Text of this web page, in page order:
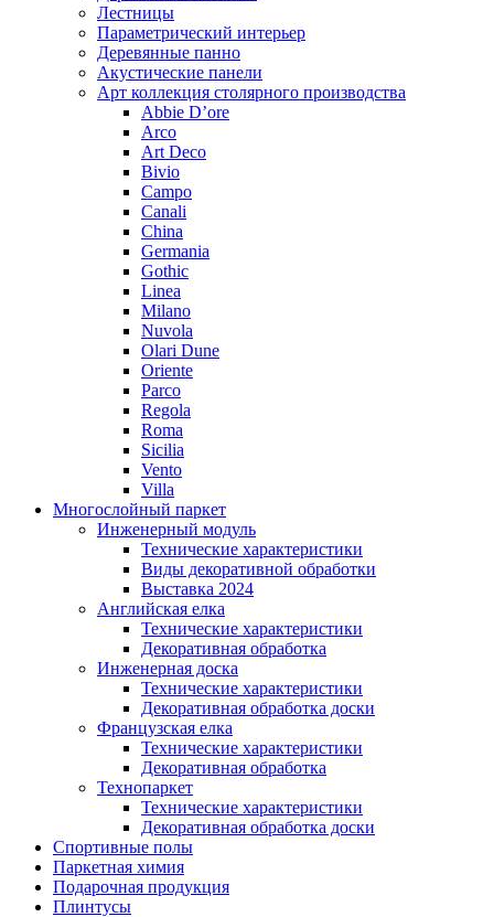
Лестницы
Параметрический интерьер
Деревянные панно
Акустические панели
Арт коллекция столярного производства
Abbie D’ore
Arco
Art Deco
Bivio
Campo
Canali
China
Germania
Gothic
Linea
Milano
Nuvola
Olari Dune
Oriente
Parco
Regola
Roma
Sicilia
Vento
Villa
Многослойный паркет
Инженерный модуль
Технические характеристики
Виды декоративной обработки
Выставка 2024
Английская елка
Технические характеристики
Декоративная обработка
Инженерная доска
Технические характеристики
Декоративная обработка доски
Французская елка
Технические характеристики
Декоративная обработка
Технопаркет
Технические характеристики
Декоративная обработка доски
Спортивные полы
Паркетная химия
Подарочная продукция
Плинтусы